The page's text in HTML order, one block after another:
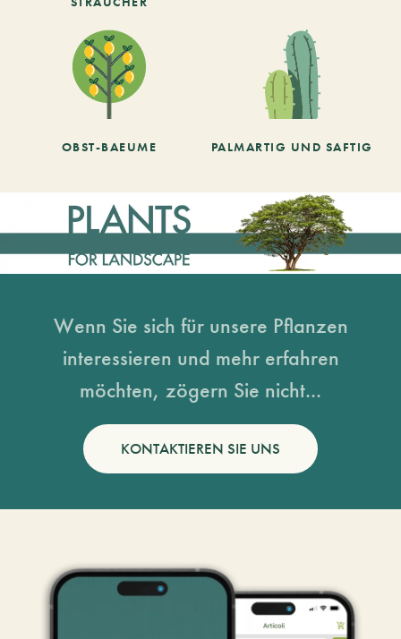
OBST-BAEUME PALMARTIG UND SAFTIG
Wenn Sie sich für unsere Pflanzen
interessieren und mehr erfahren
möchten, zögern Sie nicht...
KONTAKTIEREN SIE UNS